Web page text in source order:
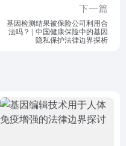
下一篇
基因检测结果被保险公司利用合
法吗？ | 中国健康保险中的基因
隐私保护法律边界探析